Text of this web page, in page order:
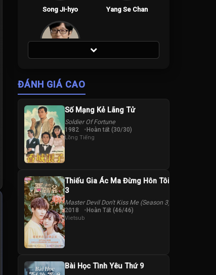
Song Ji-hyo Yang Se Chan
ĐÁNH GIÁ CAO
Số Mạng Kẻ Lãng Tử
Soldier Of Fortune
1982 Hoàn tất (30/30)
Lồng Tiếng
Thiếu Gia Ác Ma Đừng Hôn Tôi
3
Master Devil Don't Kiss Me (Season 3)
2018 Hoàn Tất (46/46)
Vietsub
Bài Học Tình Yêu Thứ 9